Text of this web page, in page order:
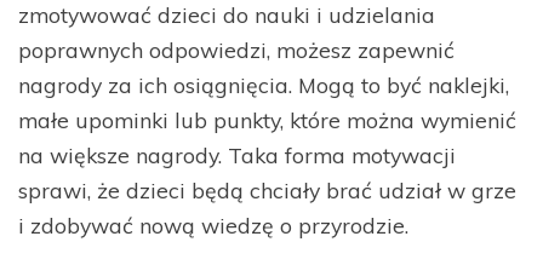
zmotywować dzieci do nauki i udzielania
poprawnych odpowiedzi, możesz zapewnić
nagrody za ich osiągnięcia. Mogą to być naklejki,
małe upominki lub punkty, które można wymienić
na większe nagrody. Taka forma motywacji
sprawi, że dzieci będą chciały brać udział w grze
i zdobywać nową wiedzę o przyrodzie.